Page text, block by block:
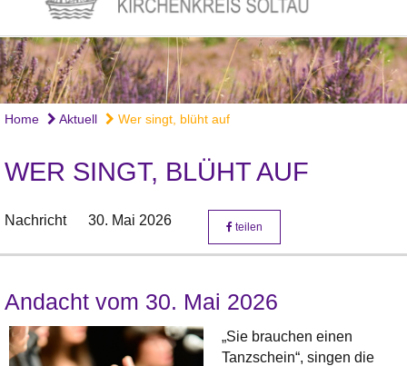
Home Aktuell Wer singt, blüht auf
WER SINGT, BLÜHT AUF
Nachricht 30. Mai 2026 teilen
Andacht vom 30. Mai 2026
„Sie brauchen einen
Tanzschein“, singen die